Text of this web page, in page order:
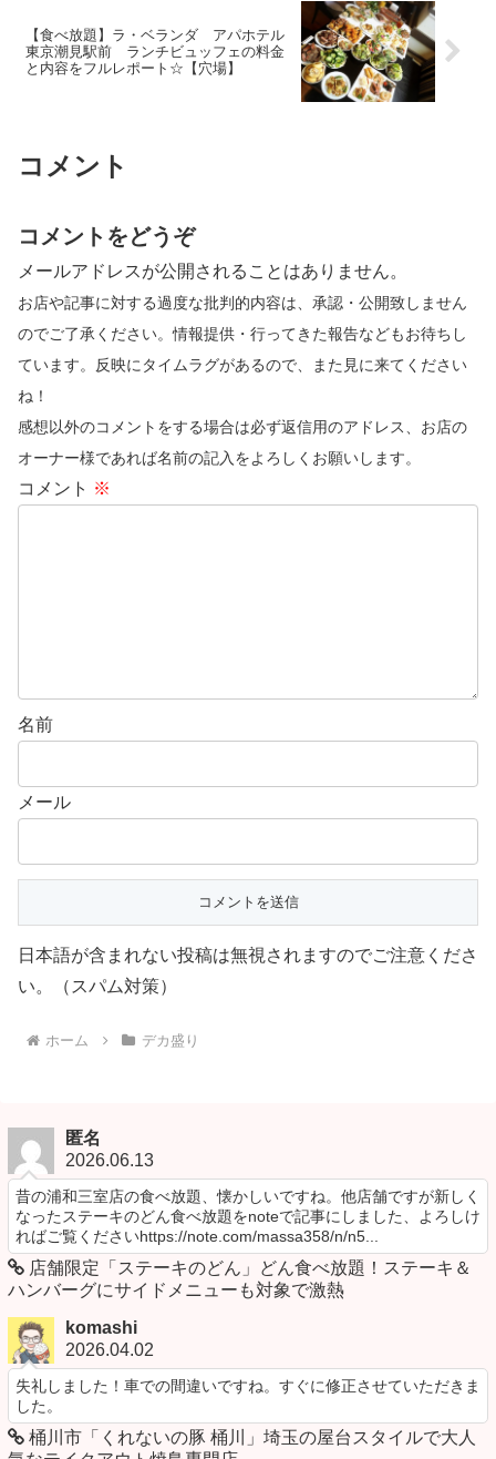
【食べ放題】ラ・ベランダ アパホテル
東京潮見駅前 ランチビュッフェの料金
と内容をフルレポート☆【穴場】
コメント
コメントをどうぞ
メールアドレスが公開されることはありません。
お店や記事に対する過度な批判的内容は、承認・公開致しません
のでご了承ください。情報提供・行ってきた報告などもお待ちし
ています。反映にタイムラグがあるので、また見に来てください
ね！
感想以外のコメントをする場合は必ず返信用のアドレス、お店の
オーナー様であれば名前の記入をよろしくお願いします。
コメント ※
名前
メール
日本語が含まれない投稿は無視されますのでご注意くださ
い。（スパム対策）
ホーム デカ盛り
匿名
2026.06.13
昔の浦和三室店の食べ放題、懐かしいですね。他店舗ですが新しく
なったステーキのどん食べ放題をnoteで記事にしました、よろしけ
ればご覧くださいhttps://note.com/massa358/n/n5...
店舗限定「ステーキのどん」どん食べ放題！ステーキ＆
ハンバーグにサイドメニューも対象で激熱
komashi
2026.04.02
失礼しました！車での間違いですね。すぐに修正させていただきま
した。
桶川市「くれないの豚 桶川」埼玉の屋台スタイルで大人